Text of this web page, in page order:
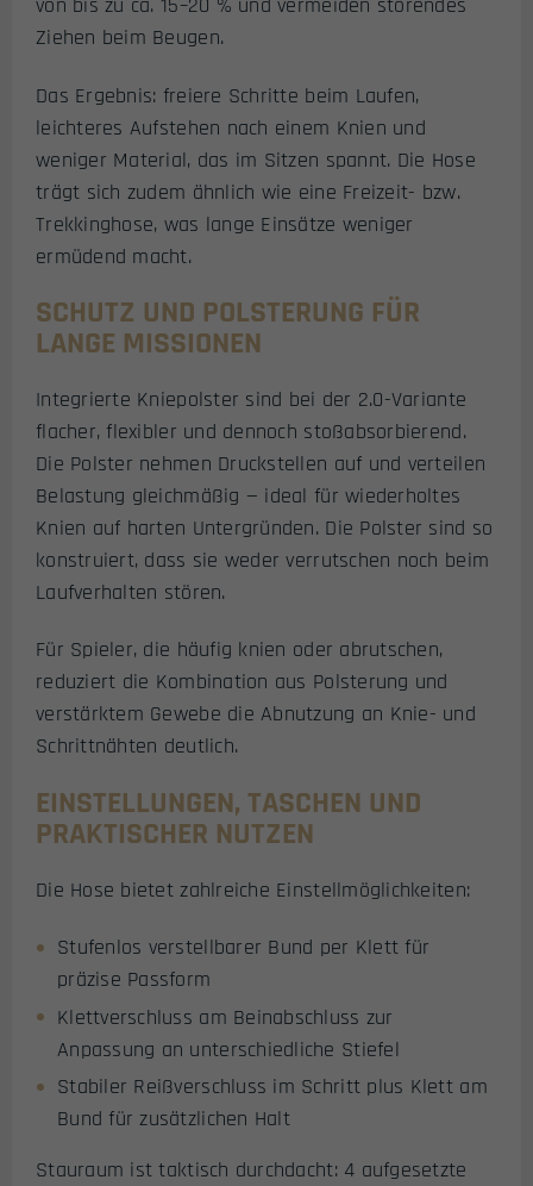
von bis zu ca. 15–20 % und vermeiden störendes
Ziehen beim Beugen.
Das Ergebnis: freiere Schritte beim Laufen,
leichteres Aufstehen nach einem Knien und
weniger Material, das im Sitzen spannt. Die Hose
trägt sich zudem ähnlich wie eine Freizeit- bzw.
Trekkinghose, was lange Einsätze weniger
ermüdend macht.
SCHUTZ UND POLSTERUNG FÜR
LANGE MISSIONEN
Integrierte Kniepolster sind bei der 2.0-Variante
flacher, flexibler und dennoch stoßabsorbierend.
Die Polster nehmen Druckstellen auf und verteilen
Belastung gleichmäßig — ideal für wiederholtes
Knien auf harten Untergründen. Die Polster sind so
konstruiert, dass sie weder verrutschen noch beim
Laufverhalten stören.
Für Spieler, die häufig knien oder abrutschen,
reduziert die Kombination aus Polsterung und
verstärktem Gewebe die Abnutzung an Knie- und
Schrittnähten deutlich.
EINSTELLUNGEN, TASCHEN UND
PRAKTISCHER NUTZEN
Die Hose bietet zahlreiche Einstellmöglichkeiten:
Stufenlos verstellbarer Bund per Klett für
präzise Passform
Klettverschluss am Beinabschluss zur
Anpassung an unterschiedliche Stiefel
Stabiler Reißverschluss im Schritt plus Klett am
Bund für zusätzlichen Halt
Stauraum ist taktisch durchdacht: 4 aufgesetzte